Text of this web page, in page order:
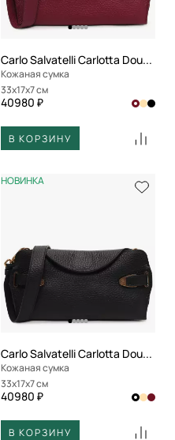
Carlo Salvatelli Carlotta Double
Кожаная сумка
33x17x7 см
40980 ₽
В КОРЗИНУ
НОВИНКА
Carlo Salvatelli Carlotta Double
Кожаная сумка
33x17x7 см
40980 ₽
В КОРЗИНУ